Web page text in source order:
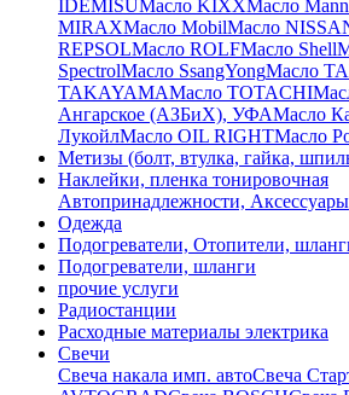
IDEMISUМасло KIXXМасло
MIRAXМасло MobilМасло
REPSOLМасло ROLFМасло Shell
SpectrolМасло SsangYongМасло
TAKAYAMAМасло TOTACHI
Ангарское (АЗБиХ), УФАМасло
ЛукойлМасло ОIL RIGHTМасло
Метизы (болт, втулка, гайка,
Наклейки, пленка тонировочная
Автопринадлежности, Аксессуары
Одежда
Подогреватели, Отопители,
Подогреватели, шланги
прочие услуги
Радиостанции
Расходные материалы электрика
Свечи
Свечa накала имп. автоСвечa